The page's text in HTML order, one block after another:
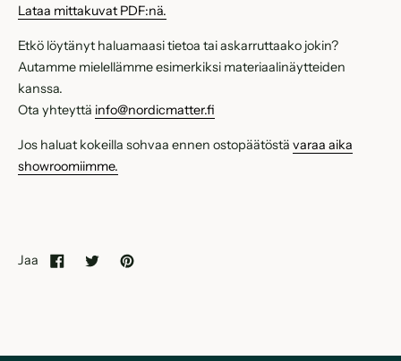
Lataa mittakuvat PDF:nä.
Etkö löytänyt haluamaasi tietoa tai askarruttaako jokin?
Autamme mielellämme esimerkiksi materiaalinäytteiden
kanssa.
Ota yhteyttä info@nordicmatter.fi
Jos haluat kokeilla sohvaa ennen ostopäätöstä varaa aika
showroomiimme.
Jaa